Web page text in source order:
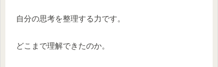
自分の思考を整理する力です。
どこまで理解できたのか。